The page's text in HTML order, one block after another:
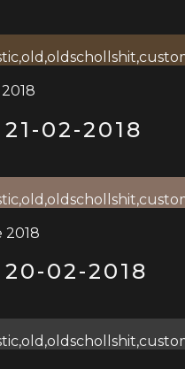
02-2018
2018
20-02-2018